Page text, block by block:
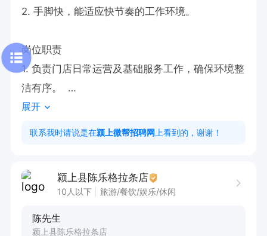
2. 手脚快，能适应快节奏的工作环境。
岗位职责
1. 负责门店日常运营及基础服务工作，确保环境整
洁有序。
2. 协助完成商品陈列、清洁维护及客户接待等基
础事务。
展开
联系我时请说是在颍上微帮招聘网 上看到的，谢谢！
颍上县陈乐格拉条店
10人以下 旅游/餐饮/娱乐/休闲
陈先生
颍上县陈乐格拉条店